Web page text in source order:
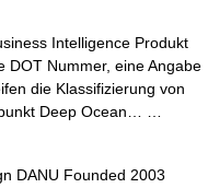
Intelligence Produkt
DOT Nummer, eine Angabe
die Klassifizierung von
Deep Ocean… …
DANU Founded 2003